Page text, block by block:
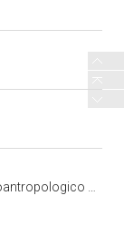
e Massa Carrara